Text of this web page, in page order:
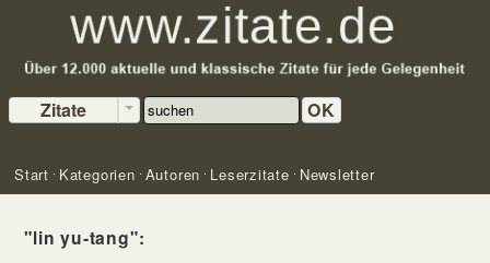
Zitate OK
Start Kategorien Autoren Leserzitate Newsletter
"lin yu-tang":